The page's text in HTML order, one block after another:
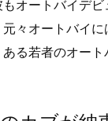
オートバイデビ
々オートバイ
る若者のオート